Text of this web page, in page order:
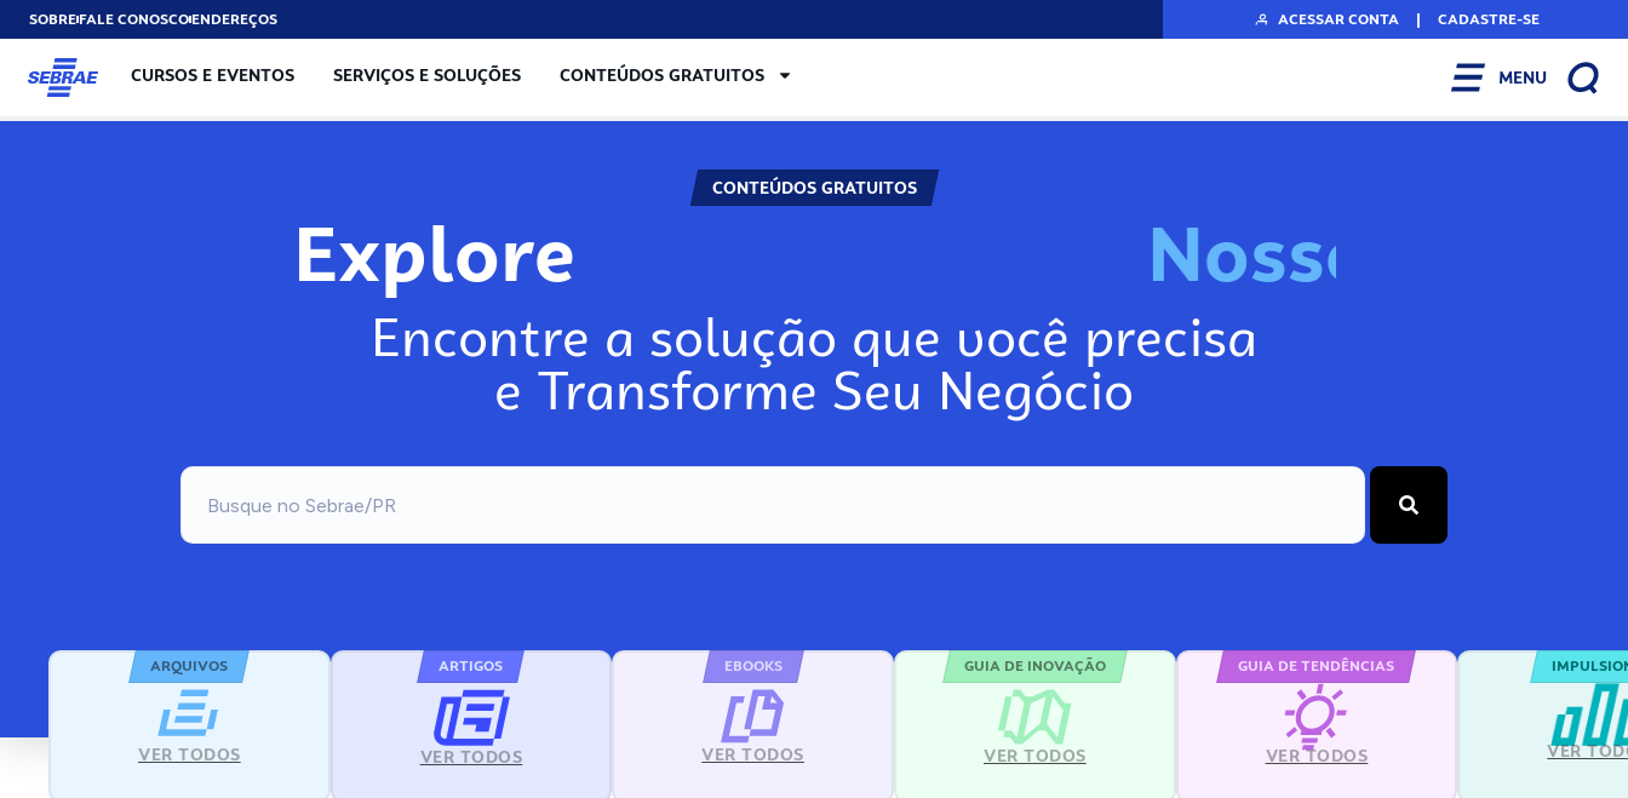
SOBREFALE CONOSCOENDEREÇOS ACESSAR CONTA | CADASTRE-SE
CURSOS E EVENTOS SERVIÇOS E SOLUÇÕES CONTEÚDOS GRATUITOS MENU
CONTEÚDOS GRATUITOS
Explore Nosso
Encontre a solução que você precisa
e Transforme Seu Negócio
ARQUIVOS
VER TODOS
ARTIGOS
VER TODOS
EBOOKS
VER TODOS
GUIA DE INOVAÇÃO
VER TODOS
GUIA DE TENDÊNCIAS
VER TODOS VER